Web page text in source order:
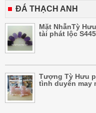
ĐÁ THẠCH ANH
Mặt NhẫnTỳ
tài phát lộc S445
Tượng Tỳ Hưu
tình duyên may